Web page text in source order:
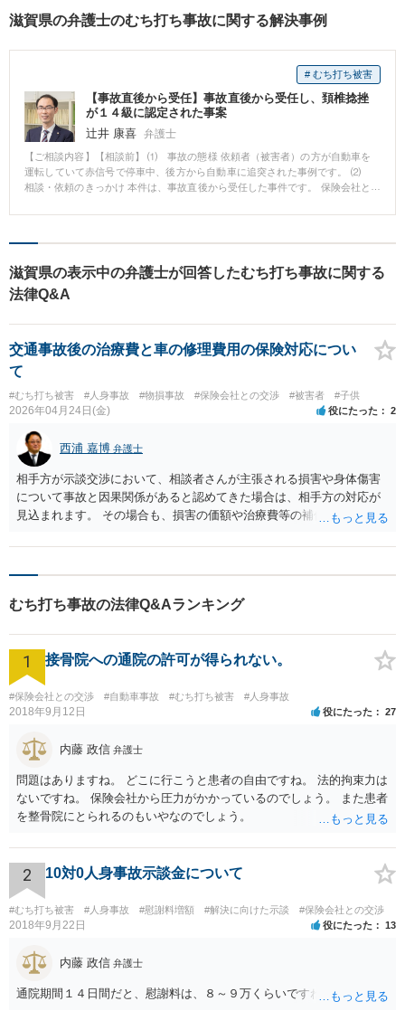
滋賀県の弁護士のむち打ち事故に関する解決事例
# むち打ち被害
【事故直後から受任】事故直後から受任し、頚椎捻挫
が１４級に認定された事案
辻井 康喜 弁護士
【ご相談内容】【相談前】 ⑴ 事故の態様 依頼者（被害者）の方が自動車を
運転していて赤信号で停車中、後方から自動車に追突された事例です。 ⑵
相談・依頼のきっかけ 本件は、事故直後から受任した事件です。 保険会社と
遺障害等級 依頼者（被害者）の方の傷病名は頚椎捻挫でした。 後遺障害申請
任して対応した事案です。 事故直後から受任したので、症状固定後に不具合
が残存した場合に備えて、治療段階から、後遺障害申請に必要な検査等をア
ドバイスしました。 残念ながら、症状固定段階に至っても、完治せず不具合
害者請求で行い、その結果、１４級が認定されました。 認定された理由を検
討した結果、１４級の認定が妥当であると判断し、１４級の認定結果を前提
として、相手方保険会社と示談交渉しました。 相手方保険会社と交渉した結
が残存した場合、後遺障害申請を行うことになります。 治療中から受任すれ
ば、後遺障害申請する際に必要な検査等をアドバイスできるので、より残存
する不具合が後遺障害として認定される可能性が高まります。 従いまして、
交通事故に遭われたら、より早い時期に相談することをお勧めします。 当事
務所でも事故直後からの相談に対応していますので、交通事故に遭われた方
は、当事務所にご相談下さい。
滋賀県の表示中の弁護士が回答したむち打ち事故に関する
法律Q&A
交通事故後の治療費と車の修理費用の保険対応につい
て
#むち打ち被害 #人身事故 #物損事故 #保険会社との交渉 #被害者 #子供
2026年04月24日(金) 役にたった 2
西浦 嘉博 弁護士
相手方が示談交渉において、相談者さんが主張される損害や身体傷害
について事故と因果関係があると認めてきた場合は、相手方の対応が
見込まれます。 その場合も、損害の価額や治療費等の補償範囲につい
いと判断してきた場合、相談者さんが法的措置を取って自身の請求権
お考え下さい。
むち打ち事故の法律Q&Aランキング
1 接骨院への通院の許可が得られない。
#保険会社との交渉 #自動車事故 #むち打ち被害 #人身事故
2018年9月12日 役にたった 27
内藤 政信 弁護士
問題はありますね。 どこに行こうと患者の自由ですね。 法的拘束力は
ないですね。 保険会社から圧力がかかっているのでしょう。 また患者
を整骨院にとられるのもいやなのでしょう。
2 10対0人身事故示談金について
#むち打ち被害 #人身事故 #慰謝料増額 #解決に向けた示談 #保険会社との交渉
2018年9月22日 役にたった 13
内藤 政信 弁護士
通院期間１４日間だと、慰謝料は、８～９万くらいですね。